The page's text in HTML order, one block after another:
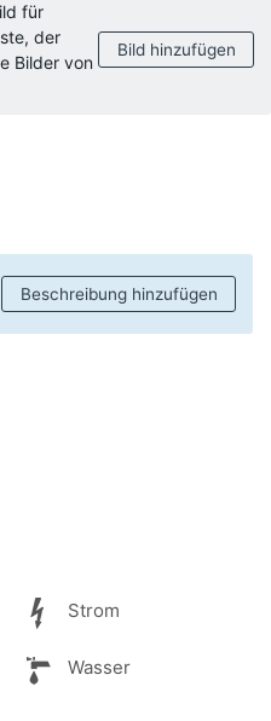
für
der
Bilder von
Bild hinzufügen
Beschreibung hinzufügen
Strom
Wasser